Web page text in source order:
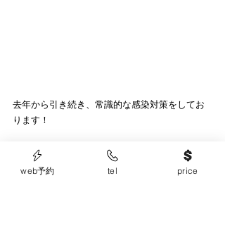
去年から引き続き、常識的な感染対策をしてお
ります！
現在の社会状況の中でもいつも通りご予約をい
ただいている顧客様にはご来店の際も安心して
web予約 tel price